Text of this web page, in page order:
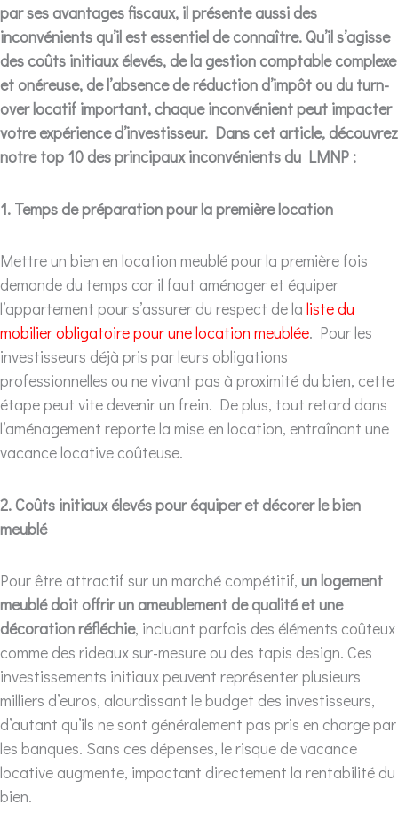
par ses avantages fiscaux, il présente aussi des
inconvénients qu’il est essentiel de connaître. Qu’il s’agisse
des coûts initiaux élevés, de la gestion comptable complexe
et onéreuse, de l’absence de réduction d’impôt ou du turn-
over locatif important, chaque inconvénient peut impacter
votre expérience d’investisseur. Dans cet article, découvrez
notre top 10 des principaux inconvénients du LMNP :
1. Temps de préparation pour la première location
Mettre un bien en location meublé pour la première fois
demande du temps car il faut aménager et équiper
l’appartement pour s’assurer du respect de la liste du
mobilier obligatoire pour une location meublée. Pour les
investisseurs déjà pris par leurs obligations
professionnelles ou ne vivant pas à proximité du bien, cette
étape peut vite devenir un frein. De plus, tout retard dans
l’aménagement reporte la mise en location, entraînant une
vacance locative coûteuse.
2. Coûts initiaux élevés pour équiper et décorer le bien
meublé
Pour être attractif sur un marché compétitif, un logement
meublé doit offrir un ameublement de qualité et une
décoration réfléchie, incluant parfois des éléments coûteux
comme des rideaux sur-mesure ou des tapis design. Ces
investissements initiaux peuvent représenter plusieurs
milliers d’euros, alourdissant le budget des investisseurs,
d’autant qu’ils ne sont généralement pas pris en charge par
les banques. Sans ces dépenses, le risque de vacance
locative augmente, impactant directement la rentabilité du
bien.